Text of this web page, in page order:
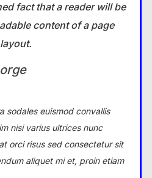
fact that a reader will be
content of a page
sodales euismod convallis
nisi varius ultrices nunc
orci risus sed consectetur sit
aliquet mi et, proin etiam